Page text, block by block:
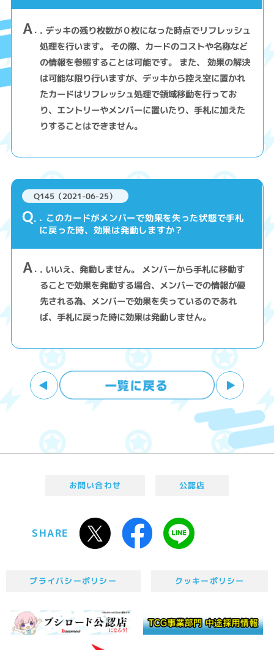
A . デッキの残り枚数が０枚になった時点でリフレッシュ
処理を行います。 その際、カードのコストや名称など
の情報を参照することは可能です。 また、 効果の解決
は可能な限り行いますが、デッキから控え室に置かれ
たカードはリフレッシュ処理で領域移動を行ってお
り、エントリーやメンバーに置いたり、手札に加えた
りすることはできません。
Q145（2021-06-25）
Q . このカードがメンバーで効果を失った状態で手札
に戻った時、効果は発動しますか？
A . いいえ、発動しません。 メンバーから手札に移動す
ることで効果を発動する場合、メンバーでの情報が優
先される為、メンバーで効果を失っているのであれ
ば、手札に戻った時に効果は発動しません。
お問い合わせ 公認店
SHARE
プライバシーポリシー クッキーポリシー